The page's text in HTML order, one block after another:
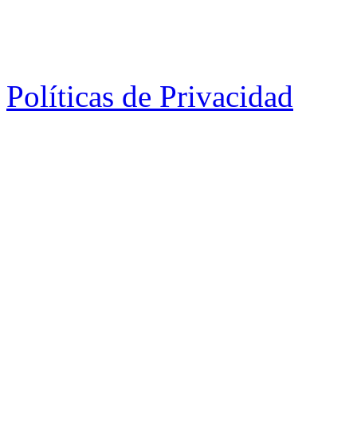
Políticas de Privacidad